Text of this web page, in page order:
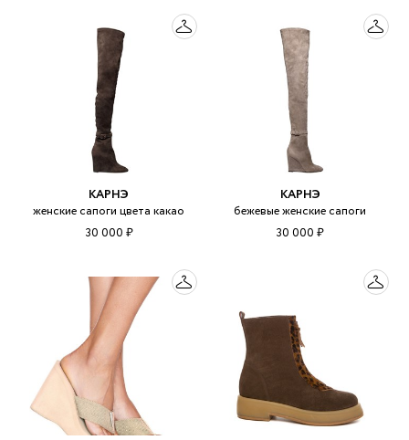
КАРНЭ
женские сапоги цвета какао
30 000 ₽
КАРНЭ
бежевые женские сапоги
30 000 ₽